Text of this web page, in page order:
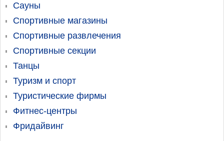
Сауны
Спортивные магазины
Спортивные развлечения
Спортивные секции
Танцы
Туризм и спорт
Туристические фирмы
Фитнес-центры
Фридайвинг